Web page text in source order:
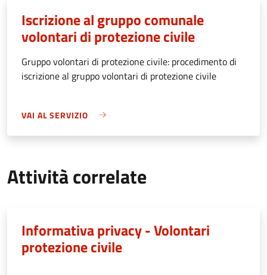
Iscrizione al gruppo comunale
volontari di protezione civile
Gruppo volontari di protezione civile: procedimento di
iscrizione al gruppo volontari di protezione civile
VAI AL SERVIZIO
Attività correlate
Informativa privacy - Volontari
protezione civile